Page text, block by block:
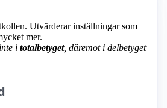
Utvärderar inställningar som
mer.
i totalbetyget, däremot i delbetyget